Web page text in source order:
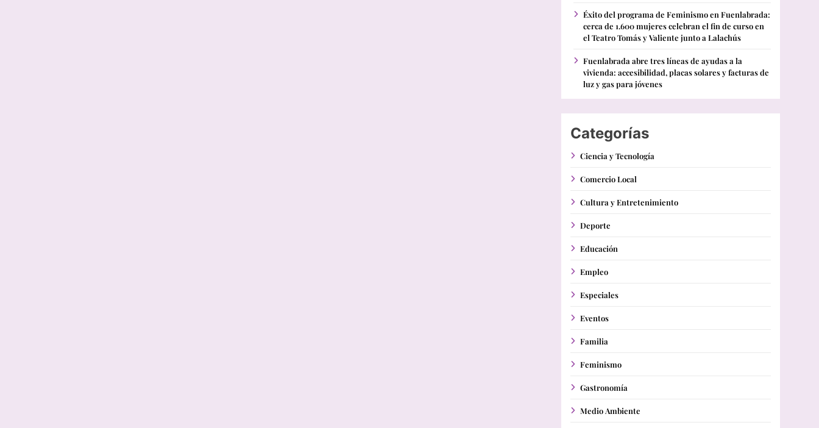
Éxito del programa de Feminismo en Fuenlabrada:
cerca de 1.600 mujeres celebran el fin de curso en
el Teatro Tomás y Valiente junto a Lalachús
Fuenlabrada abre tres líneas de ayudas a la
vivienda: accesibilidad, placas solares y facturas de
luz y gas para jóvenes
Categorías
Ciencia y Tecnología
Comercio Local
Cultura y Entretenimiento
Deporte
Educación
Empleo
Especiales
Eventos
Familia
Feminismo
Gastronomía
Medio Ambiente